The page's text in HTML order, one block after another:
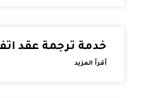
خدمة ترجمة عقد
أقرأ المزيد